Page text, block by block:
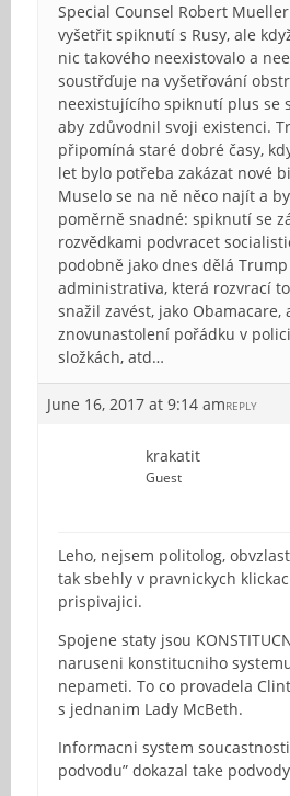
Special Counsel Robert
vyšetřit spiknutí s Rusy, ale
nic takového neexistovalo a
soustřďuje na vyšetřování
neexistujícího spiknutí plus se
aby zdůvodnil svoji existenci.
připomíná staré dobré časy,
let bylo potřeba zakázat nové
Muselo se na ně něco najít a
poměrně snadné: spiknutí se
rozvědkami podvracet
podobně jako dnes dělá
administrativa, která rozvrací
snažil zavést, jako Obamacare,
znovunastolení pořádku v
složkách, atd…
June 16, 2017 at 9:14 amREPLY
krakatit
Guest
Leho, nejsem politolog,
tak sbehly v pravnickych
prispivajici.
Spojene staty jsou
naruseni konstitucniho
nepameti. To co provadela
s jednanim Lady McBeth.
Informacni system
podvodu” dokazal take